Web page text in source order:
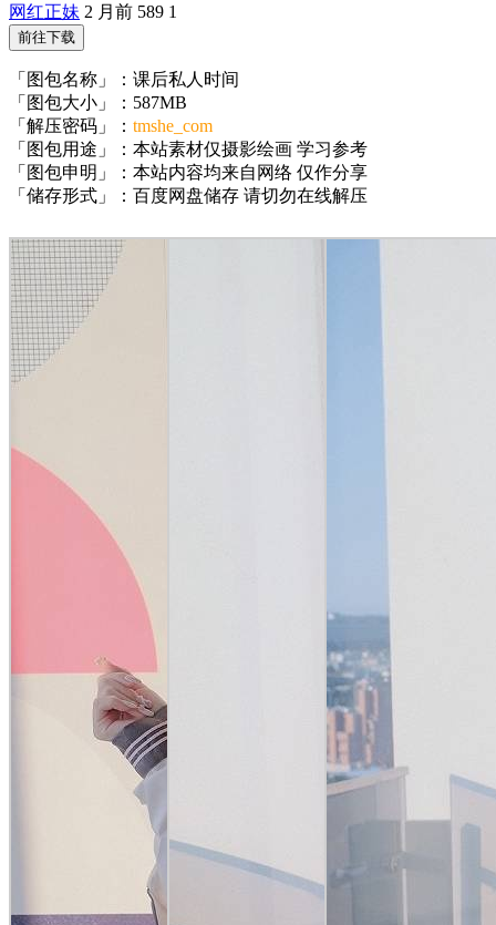
网红正妹 2 月前 589 1
前往下载
「图包名称」：课后私人时间
「图包大小」：587MB
「解压密码」： tmshe_com
「图包用途」：本站素材仅摄影绘画 学习参考
「图包申明」：本站内容均来自网络 仅作分享
「储存形式」：百度网盘储存 请切勿在线解压